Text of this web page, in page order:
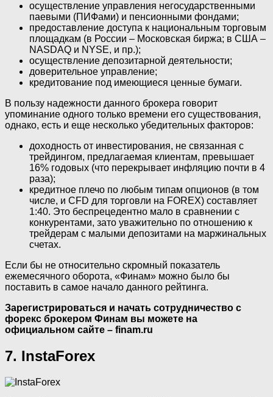
осуществление управления негосударственными
паевыми (ПИФами) и пенсионными фондами;
предоставление доступа к национальным торговым
площадкам (в России – Московская биржа; в США –
NASDAQ и NYSE, и пр.);
осуществление депозитарной деятельности;
доверительное управление;
кредитование под имеющиеся ценные бумаги.
В пользу надежности данного брокера говорит
упоминание одного только времени его существования,
однако, есть и еще несколько убедительных факторов:
доходность от инвестирования, не связанная с
трейдингом, предлагаемая клиентам, превышает
16% годовых (что перекрывает инфляцию почти в 4
раза);
кредитное плечо по любым типам опционов (в том
числе, и CFD для торговли на FOREX) составляет
1:40. Это беспрецедентно мало в сравнении с
конкурентами, зато уважительно по отношению к
трейдерам с малыми депозитами на маржинальных
счетах.
Если бы не относительно скромный показатель
ежемесячного оборота, «Финам» можно было бы
поставить в самое начало данного рейтинга.
Зарегистрироваться и начать сотрудничество с
форекс брокером Финам вы можете на
официальном сайте – finam.ru
7. InstaForex